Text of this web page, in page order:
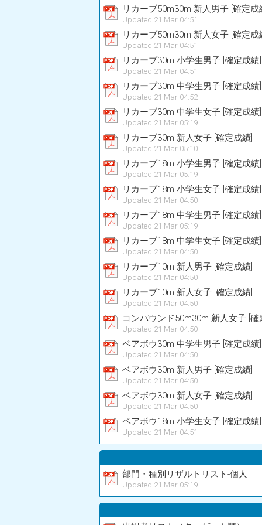
リカーブ50m30m 新人男子 [確定成
Updated 21 Mar 04:51
リカーブ50m30m 新人女子 [確定成
Updated 21 Mar 04:51
リカーブ30m 小学生男子 [確定成績]
Updated 21 Mar 04:51
リカーブ30m 中学生男子 [確定成績]
Updated 21 Mar 04:52
リカーブ30m 中学生女子 [確定成績]
Updated 21 Mar 05:19
リカーブ30m 新人女子 [確定成績]
Updated 21 Mar 05:10
リカーブ18m 小学生男子 [確定成績]
Updated 21 Mar 05:19
リカーブ18m 小学生女子 [確定成績]
Updated 21 Mar 04:50
リカーブ18m 中学生男子 [確定成績]
Updated 21 Mar 05:19
リカーブ18m 中学生女子 [確定成績]
Updated 21 Mar 04:50
リカーブ10m 新人男子 [確定成績]
Updated 21 Mar 04:50
リカーブ10m 新人女子 [確定成績]
Updated 21 Mar 04:50
コンパウンド50m30m 新人女子 [確
Updated 21 Mar 04:50
ベアボウ30m 中学生男子 [確定成績]
Updated 21 Mar 04:50
ベアボウ30m 新人男子 [確定成績]
Updated 21 Mar 04:50
ベアボウ30m 新人女子 [確定成績]
Updated 21 Mar 04:50
ベアボウ18m 小学生女子 [確定成績]
Updated 21 Mar 04:51
部門・種別リザルトリスト-個人
Updated 21 Mar 05:19